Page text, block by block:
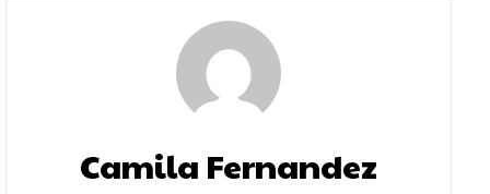
Camila Fernandez